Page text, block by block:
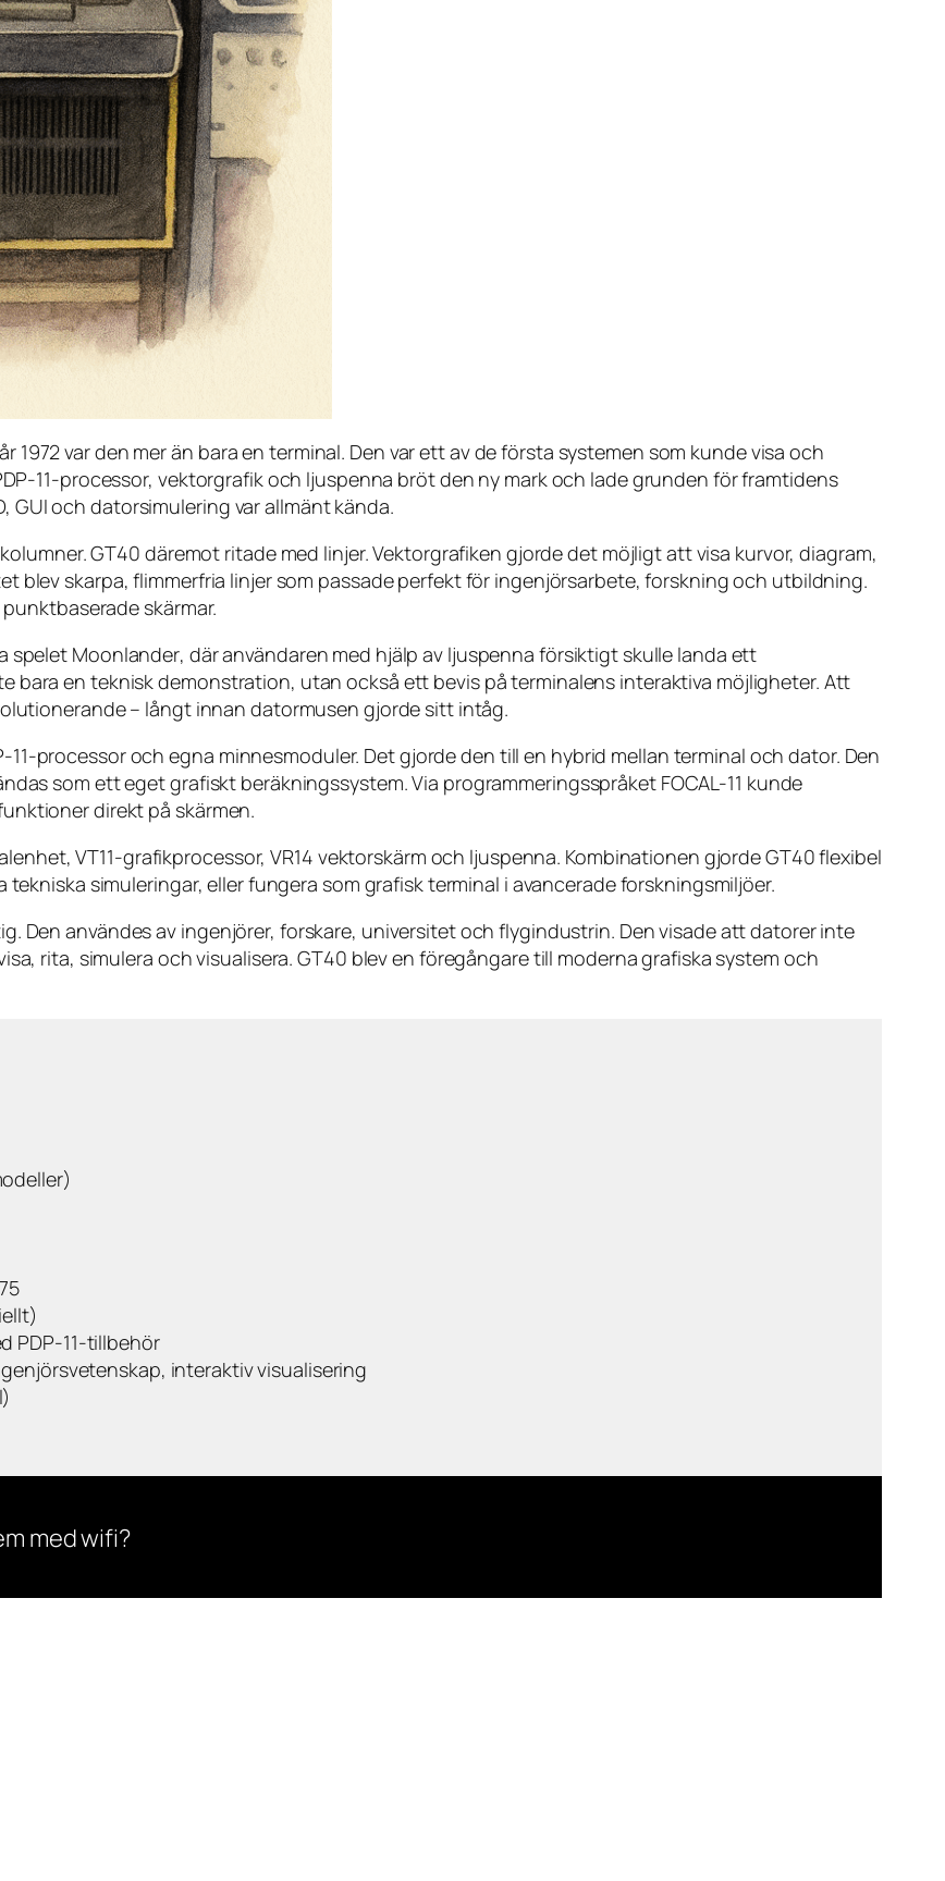
1972 var den mer än bara en terminal. Den var ett av de första systemen som kunde visa och
11-processor, vektorgrafik och ljuspenna bröt den ny mark och lade grunden för framtidens
och datorsimulering var allmänt kända.
GT40 däremot ritade med linjer. Vektorgrafiken gjorde det möjligt att visa kurvor, diagram,
blev skarpa, flimmerfria linjer som passade perfekt för ingenjörsarbete, forskning och utbildning.
skärmar.
spelet Moonlander, där användaren med hjälp av ljuspenna försiktigt skulle landa ett
bara en teknisk demonstration, utan också ett bevis på terminalens interaktiva möjligheter. Att
– långt innan datormusen gjorde sitt intåg.
processor och egna minnesmoduler. Det gjorde den till en hybrid mellan terminal och dator. Den
som ett eget grafiskt beräkningssystem. Via programmeringsspråket FOCAL-11 kunde
direkt på skärmen.
VT11-grafikprocessor, VR14 vektorskärm och ljuspenna. Kombinationen gjorde GT40 flexibel
simuleringar, eller fungera som grafisk terminal i avancerade forskningsmiljöer.
Den användes av ingenjörer, forskare, universitet och flygindustrin. Den visade att datorer inte
rita, simulera och visualisera. GT40 blev en föregångare till moderna grafiska system och
PDP-11-tillbehör
interaktiv visualisering
med wifi?